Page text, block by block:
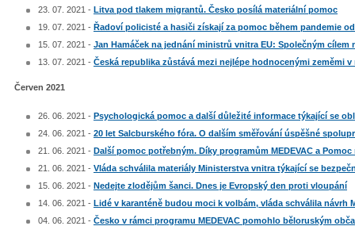
23. 07. 2021 - Litva pod tlakem migrantů. Česko posílá materiální pomoc
19. 07. 2021 - Řadoví policisté a hasiči získají za pomoc během pandemie
15. 07. 2021 - Jan Hamáček na jednání ministrů vnitra EU: Společným
13. 07. 2021 - Česká republika zůstává mezi nejlépe hodnocenými zeměmi
Červen 2021
26. 06. 2021 - Psychologická pomoc a další důležité informace týkající se
24. 06. 2021 - 20 let Salcburského fóra. O dalším směřování úspěšné
21. 06. 2021 - Další pomoc potřebným. Díky programům MEDEVAC a
21. 06. 2021 - Vláda schválila materiály Ministerstva vnitra týkající se
15. 06. 2021 - Nedejte zlodějům šanci. Dnes je Evropský den proti vloupání
14. 06. 2021 - Lidé v karanténě budou moci k volbám, vláda schválila návrh
04. 06. 2021 - Česko v rámci programu MEDEVAC pomohlo běloruským